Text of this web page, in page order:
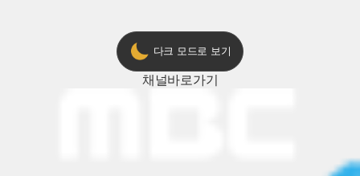
다크 모드로 보기
채널바로가기